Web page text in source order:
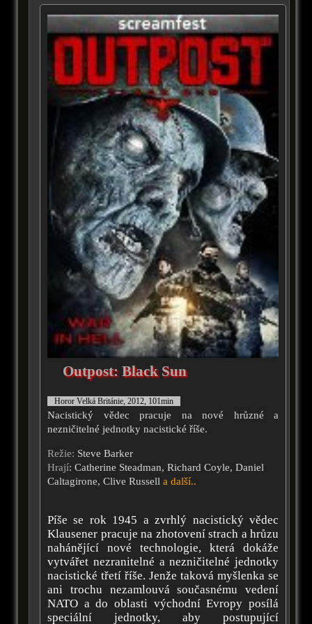
Outpost: Black Sun
Horor Velká Británie, 2012, 101min
Nacistický vědec pracuje na nové hrůzné a
nezničitelné jednotky nacistické říše.
Režie: Steve Barker
Hrají: Catherine Steadman, Richard Coyle, Daniel
Caltagirone, Clive Russell a další..
Píše se rok 1945 a zvrhlý nacistický vědec
Klausener pracuje na zhotovení strach a hrůzu
nahánějící nové technologie, která dokáže
vytvářet nezranitelné a nezničitelné jednotky
nacistické třetí říše. Jenže taková myšlenka se
ani trochu nezamlouvá současnému vedení
NATO a do oblasti východní Evropy posílá
speciální jednotky, aby postupující